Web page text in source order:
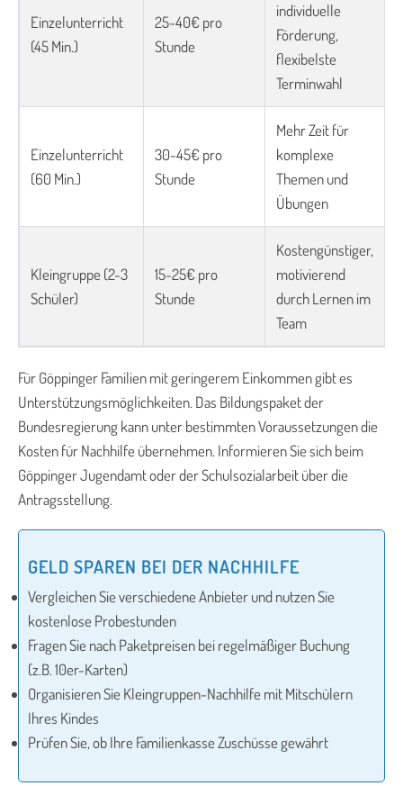
Einzelunterricht
(45 Min.)
25-40€ pro
Stunde
individuelle
Förderung,
flexibelste
Terminwahl
Einzelunterricht
(60 Min.)
30-45€ pro
Stunde
Mehr Zeit für
komplexe
Themen und
Übungen
Kleingruppe (2-3
Schüler)
15-25€ pro
Stunde
Kostengünstiger,
motivierend
durch Lernen im
Team
Für Göppinger Familien mit geringerem Einkommen gibt es
Unterstützungsmöglichkeiten. Das Bildungspaket der
Bundesregierung kann unter bestimmten Voraussetzungen die
Kosten für Nachhilfe übernehmen. Informieren Sie sich beim
Göppinger Jugendamt oder der Schulsozialarbeit über die
Antragsstellung.
GELD SPAREN BEI DER NACHHILFE
Vergleichen Sie verschiedene Anbieter und nutzen Sie
kostenlose Probestunden
Fragen Sie nach Paketpreisen bei regelmäßiger Buchung
(z.B. 10er-Karten)
Organisieren Sie Kleingruppen-Nachhilfe mit Mitschülern
Ihres Kindes
Prüfen Sie, ob Ihre Familienkasse Zuschüsse gewährt